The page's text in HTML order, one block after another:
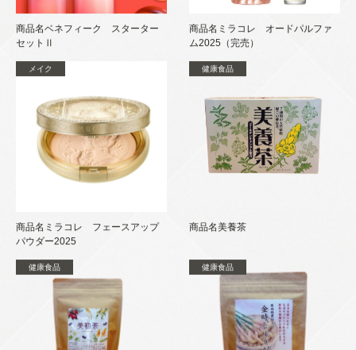
商品名ベネフィーク スターター
セットⅡ
商品名ミラコレ オードパルファ
ム2025（完売）
メイク
商品名ミラコレ フェースアップ
パウダー2025
健康食品
商品名美養茶
健康食品 健康食品